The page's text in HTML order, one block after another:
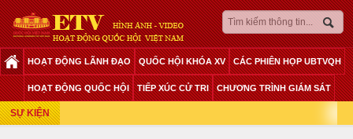
HOẠT ĐỘNG LÃNH ĐẠO QUỐC HỘI KHÓA XV CÁC PHIÊN HỌP UBTVQH
HOẠT ĐỘNG QUỐC HỘI TIẾP XÚC CỬ TRI CHƯƠNG TRÌNH GIÁM SÁT
SỰ KIỆN